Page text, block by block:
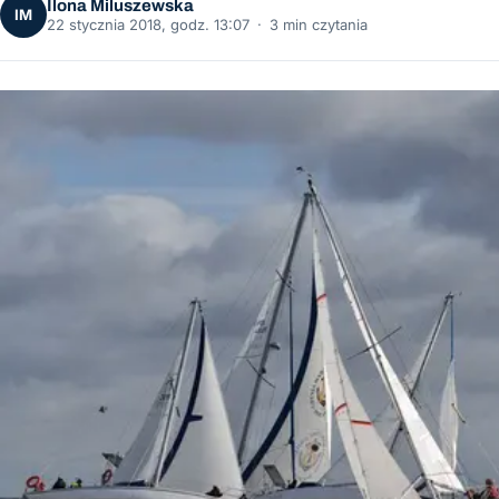
IM
Ilona Miluszewska
22 stycznia 2018, godz. 13:07 · 3 min czytania